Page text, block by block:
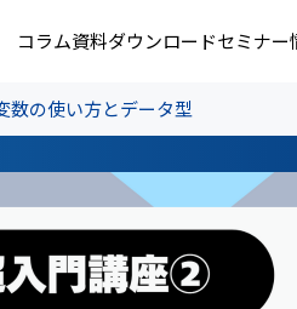
コラム資料ダウンロードセミナー
の使い方とデータ型